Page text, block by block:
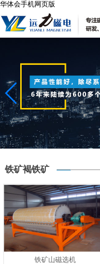
华体会手机网页版
铁矿褐铁矿
铁矿山磁选机